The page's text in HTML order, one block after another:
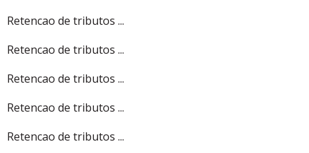
Retencao de tributos ...
Retencao de tributos ...
Retencao de tributos ...
Retencao de tributos ...
Retencao de tributos ...